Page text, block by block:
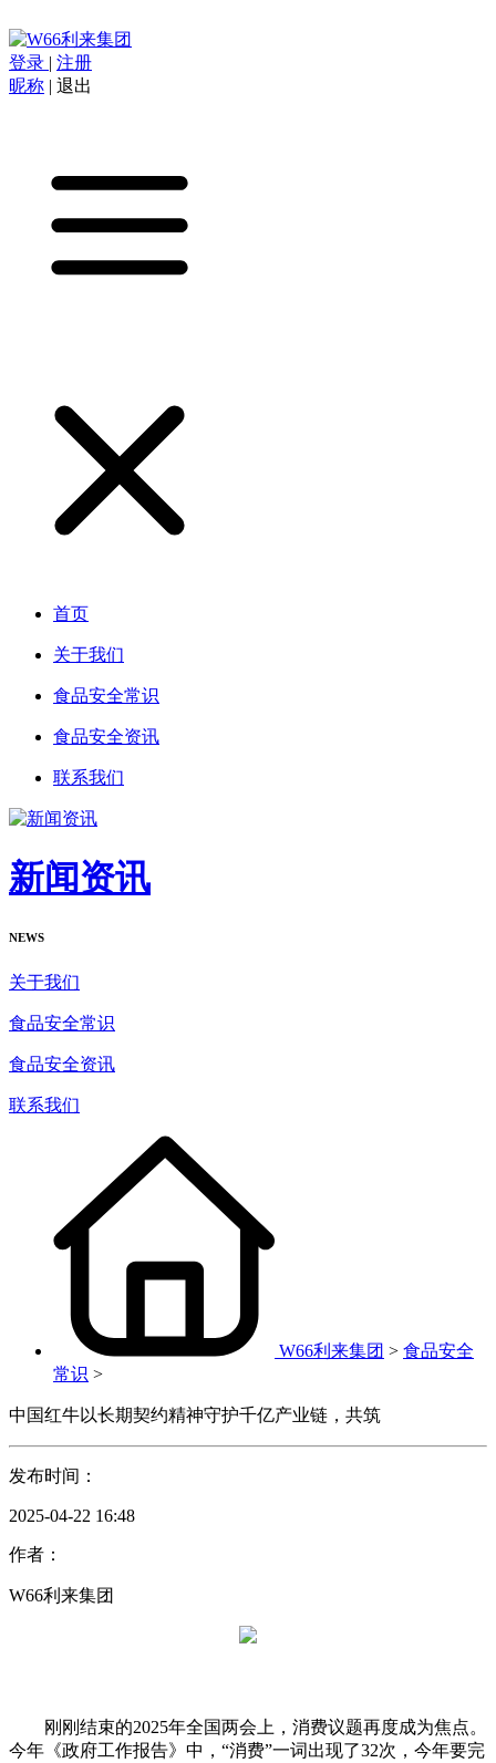
登录 | 注册
昵称 | 退出
首页
关于我们
食品安全常识
食品安全资讯
联系我们
新闻资讯
NEWS
关于我们
食品安全常识
食品安全资讯
联系我们
W66利来集团 > 食品安全
常识 >
中国红牛以长期契约精神守护千亿产业链，共筑
发布时间：
2025-04-22 16:48
作者：
W66利来集团
刚刚结束的2025年全国两会上，消费议题再度成为焦点。
今年《政府工作报告》中，“消费”一词出现了32次，今年要完